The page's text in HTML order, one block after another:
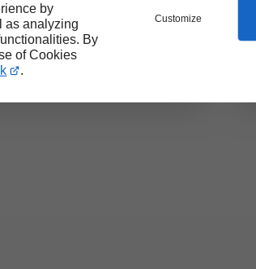
by
as analyzing
By
of Cookies
.
Customize